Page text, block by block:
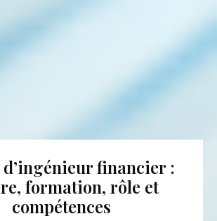
financier :
formation, rôle et
compétences